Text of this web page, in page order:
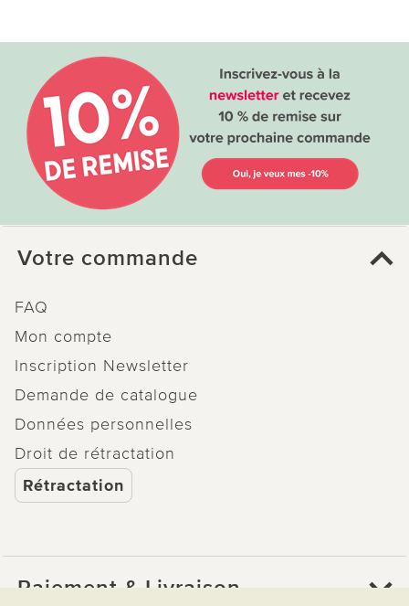
Votre commande
FAQ
Mon compte
Inscription Newsletter
Demande de catalogue
Données personnelles
Droit de rétractation
Rétractation
Paiement & Livraison